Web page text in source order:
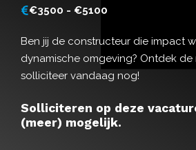
€3500 - €5100
Ben jij de constructeur die impact
dynamische omgeving? Ontdek
solliciteer vandaag nog!
Solliciteren op deze
(meer) mogelijk.